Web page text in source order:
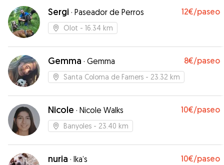
Sergi · Paseador de Perros 12€/paseo
Olot - 16.34 km
Gemma · Gemma 8€/paseo
Santa Coloma de Farners - 23.32 km
Nicole · Nicole Walks 10€/paseo
Banyoles - 23.40 km
nuria · Ika’s 10€/paseo